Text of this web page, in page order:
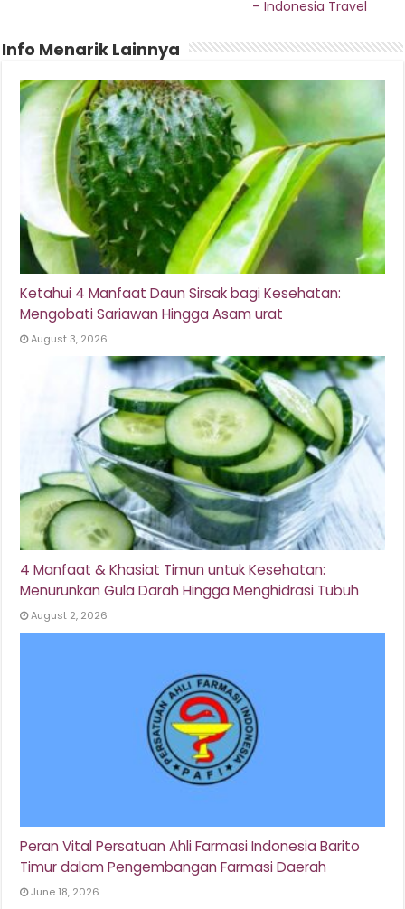
– Indonesia Travel
Info Menarik Lainnya
Ketahui 4 Manfaat Daun Sirsak bagi Kesehatan:
Mengobati Sariawan Hingga Asam urat
August 3, 2026
4 Manfaat & Khasiat Timun untuk Kesehatan:
Menurunkan Gula Darah Hingga Menghidrasi Tubuh
August 2, 2026
Peran Vital Persatuan Ahli Farmasi Indonesia Barito
Timur dalam Pengembangan Farmasi Daerah
June 18, 2026